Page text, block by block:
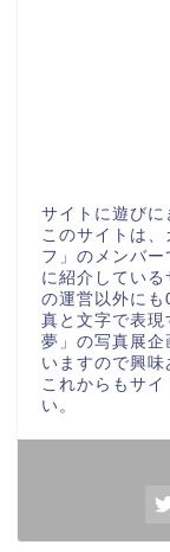
サイトに遊びに
このサイトは
フ」のメンバ
に紹介してい
の運営以外に
真と文字で表
夢」の写真展企
いますので興味
これからもサ
い。